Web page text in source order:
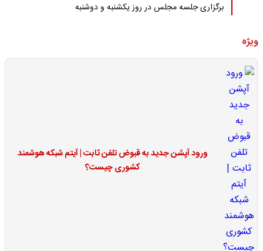
برگزاری جلسه مجلس در روز یکشنبه و دوشنبه
ویژه
ورود آپشن جدید به قبوض تلفن ثابت | آیتم شبکه هوشمند
کشوری چیست؟